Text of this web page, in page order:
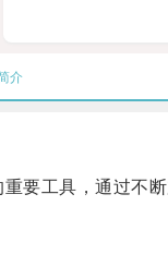
介
工具，通过不断